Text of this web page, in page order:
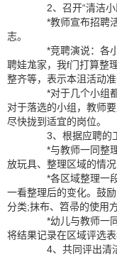
2、召开“清洁小
*教师宣布招聘活
志。
*竞聘演说：各小
聘娃尨家，我f门打算整
整齐等，表示本沮活动
*对于几个小组都
对于落选的小组，教师
尽快拢到适宜的岗位。
3、根据应聘的工
*与教师一同整理
放玩具、整理区域的情
*各区域整理一段
一看整理后的变化。鼓
分类;抹布、笤帚的使用
*幼儿与教师一同
将结果记录在区域评选表
4、共同评出清洁